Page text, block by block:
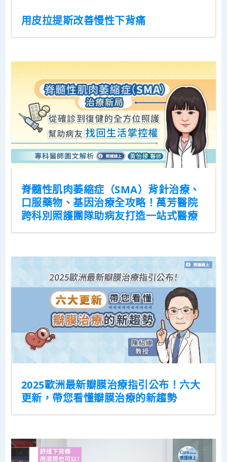
用皮拉提斯改善慢性下背痛
脊髓性肌肉萎縮症（SMA）背針治療、
口服藥物、基因治療全攻略！萬芳醫院
跨科別照護團隊助病友打造一站式醫療
2025歐洲最新瓣膜治療指引公布！六大
更新，帶您看懂瓣膜治療的新趨勢